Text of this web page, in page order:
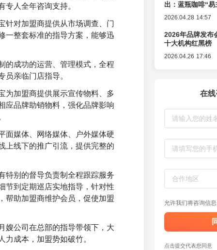
专人全年咨询支持。
针对加盟商提供从市场调查、门
一整套标准的指导方案，能够迅
的成功的运营、管理模式，全程
员亲临门店指导。
为加盟商提供展示宣传物料、多
应品牌助销物料，强化品牌影响
面媒体、网络媒体、户外媒体硬
上线下的推广引流，提供完整的
特别的督导负责制全程跟踪服务
节到定期巡店实地指导，针对性
帮助加盟商维护会员，促使加盟
嫂公司在总部的指导带领下，大
力成本，加盟势如破竹。
出：蓝瓶咖啡“
2026.04.28 14:57
2026年品牌发布
十大机构红黑榜
2026.04.26 17:46
在
允许我们将咨询信
点击提交代表您同意